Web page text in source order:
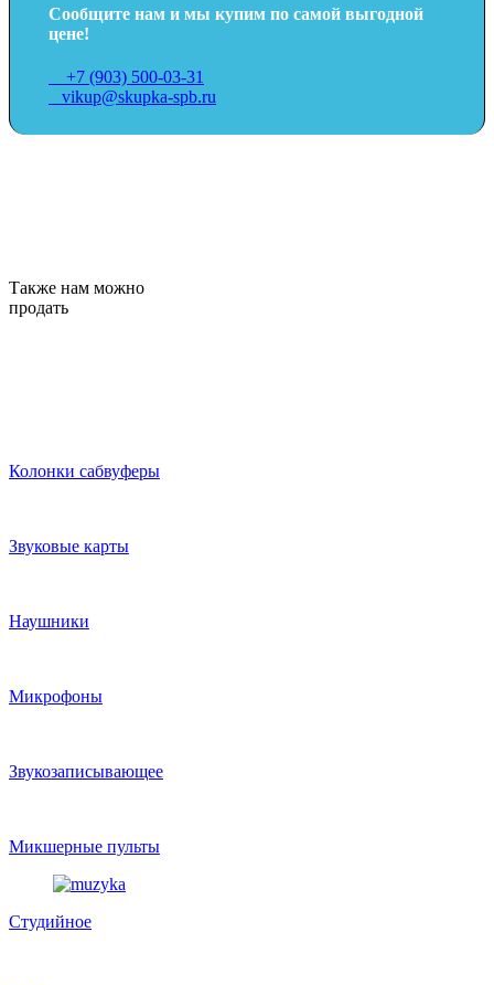
Сообщите нам и мы купим по самой выгодной
цене!
+7 (903) 500-03-31
vikup@skupka-spb.ru
Также нам можно
продать
Колонки сабвуферы
Звуковые карты
Наушники
Микрофоны
Звукозаписывающее
Микшерные пульты
Студийное